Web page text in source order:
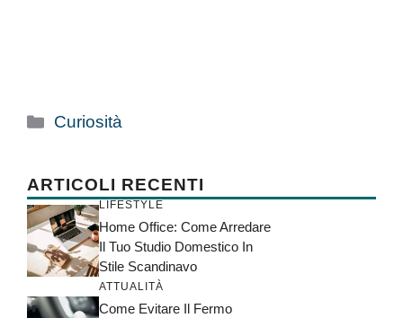
Categorie
Curiosità
ARTICOLI RECENTI
LIFESTYLE
Home Office: Come Arredare
Il Tuo Studio Domestico In
Stile Scandinavo
ATTUALITÀ
Come Evitare Il Fermo